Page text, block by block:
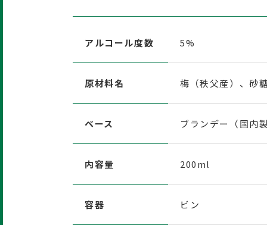
アルコール度数 5%
原材料名 梅（秩父産）、砂
ベース ブランデー（国内
内容量 200ml
容器 ビン